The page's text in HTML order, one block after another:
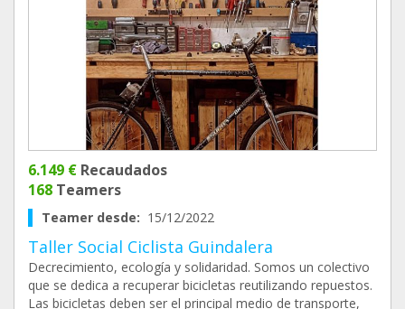
6.149 € Recaudados
168 Teamers
Teamer desde: 15/12/2022
Taller Social Ciclista Guindalera
Decrecimiento, ecología y solidaridad. Somos un colectivo
que se dedica a recuperar bicicletas reutilizando repuestos.
Las bicicletas deben ser el principal medio de transporte,